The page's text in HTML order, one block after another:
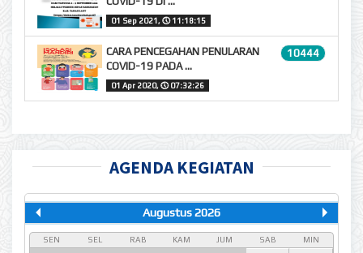
01 Sep 2021,🕔11:18:15
10444
CARA PENCEGAHAN PENULARAN
COVID-19 PADA ...
01 Apr 2020,🕔07:32:26
AGENDA KEGIATAN
Augustus 2026
SEN SEL RAB KAM JUM SAB MIN